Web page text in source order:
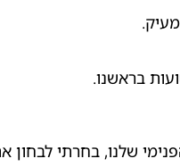
בראשנו.
שלנו, בחרתי